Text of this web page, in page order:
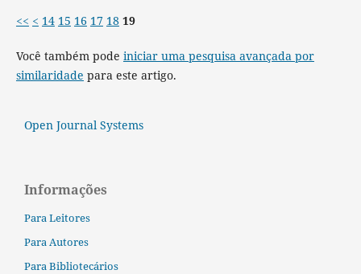
<< < 14 15 16 17 18 19
Você também pode iniciar uma pesquisa avançada por
similaridade para este artigo.
Open Journal Systems
Informações
Para Leitores
Para Autores
Para Bibliotecários